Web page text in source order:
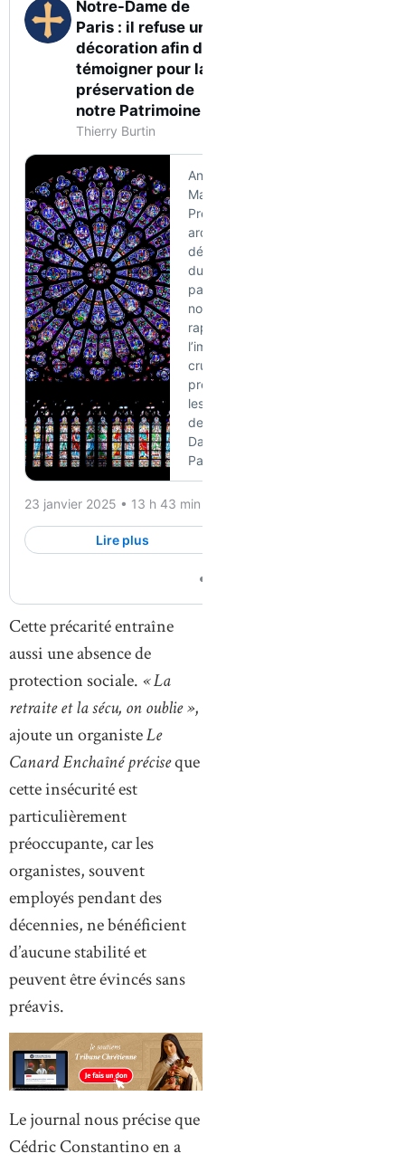
Cette précarité entraîne
aussi une absence de
protection sociale. « La
retraite et la sécu, on oublie »,
ajoute un organisteLe
Canard Enchaîné préciseque
cette insécurité est
particulièrement
préoccupante, car les
organistes, souvent
employés pendant des
décennies, ne bénéficient
d’aucune stabilité et
peuvent être évincés sans
préavis.
Le journal nous précise que
Cédric Constantino en a